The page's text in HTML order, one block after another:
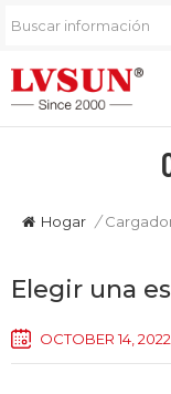
Hogar /
Elegir una
OCTOBER 14, 2022